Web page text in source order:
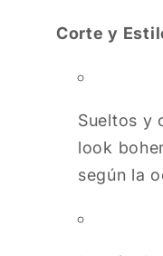
Corte y
Sueltos y
look
según la